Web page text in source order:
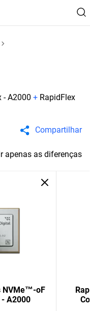
- A2000 + RapidFlex
Compartilhar
apenas as diferenças
NVMe™-oF
- A2000